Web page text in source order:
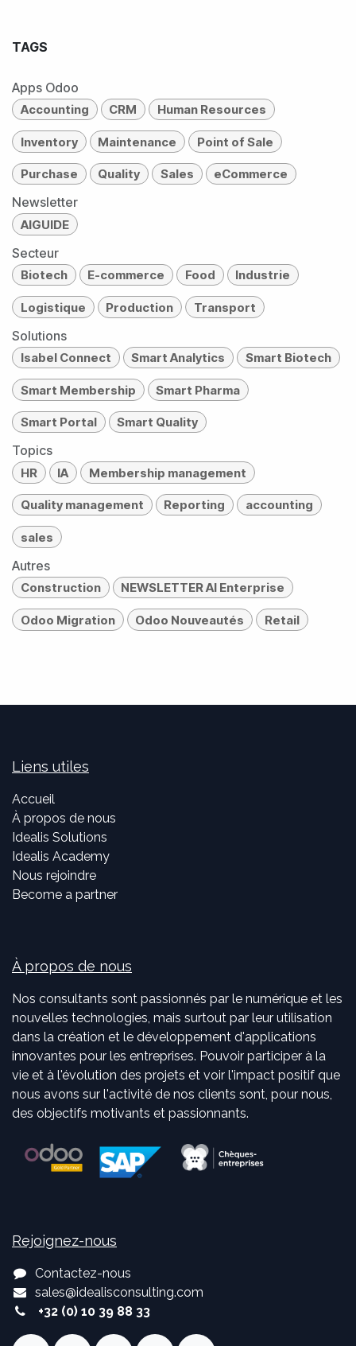
TAGS
Apps Odoo
Accounting CRM Human Resources
Inventory Maintenance Point of Sale
Purchase Quality Sales eCommerce
Newsletter
AIGUIDE
Secteur
Biotech E-commerce Food Industrie
Logistique Production Transport
Solutions
Isabel Connect Smart Analytics Smart Biotech
Smart Membership Smart Pharma
Smart Portal Smart Quality
Topics
HR IA Membership management
Quality management Reporting accounting
sales
Autres
Construction NEWSLETTER AI Enterprise
Odoo Migration Odoo Nouveautés Retail
Liens utiles
Accueil
À propos de nous
Idealis Solutions
Idealis Academy
Nous rejoindre
Become a partner
À propos de nous
Nos consultants sont passionnés par le numérique et les
nouvelles technologies, mais surtout par leur utilisation
dans la création et le développement d'applications
innovantes pour les entreprises. Pouvoir participer à la
vie et à l'évolution des projets et voir l'impact positif que
nous avons sur l'activité de nos clients sont, pour nous,
des objectifs motivants et passionnants.
Rejoignez-nous
Contactez-nous
sales@idealisconsulting.com
+32 (0) 10 39 88 33